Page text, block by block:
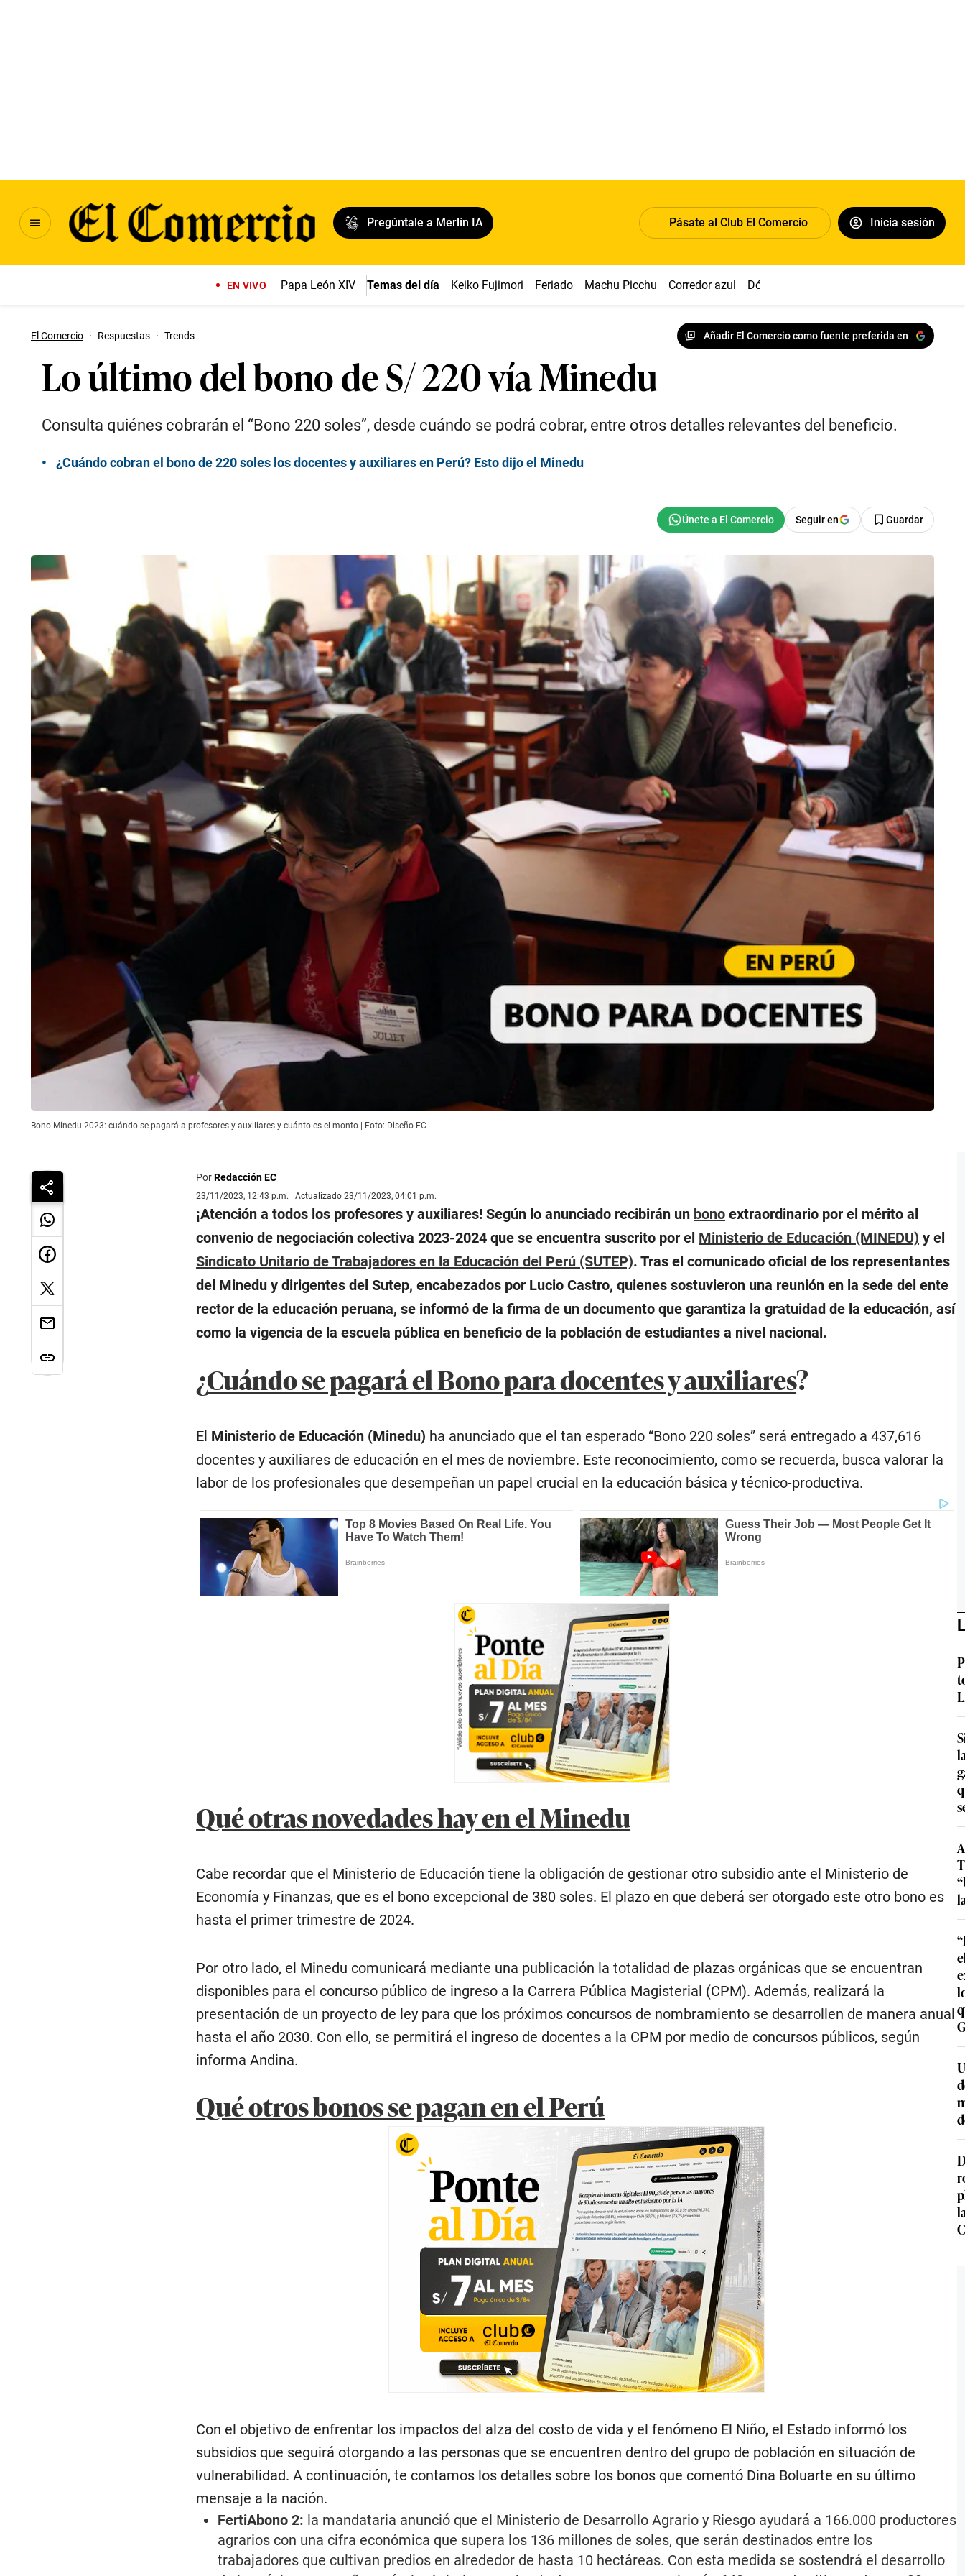
Pregúntale a Merlín IA Pásate al Club El Comercio Inicia sesión
EN VIVO Papa León XIV Temas del día Keiko Fujimori Feriado Machu Picchu Corredor azul Dólar
El Comercio · Respuestas · Trends Añadir El Comercio como fuente preferida en
Lo último del bono de S/ 220 vía Minedu
Consulta quiénes cobrarán el “Bono 220 soles”, desde cuándo se podrá cobrar, entre otros detalles relevantes del beneficio.
¿Cuándo cobran el bono de 220 soles los docentes y auxiliares en Perú? Esto dijo el Minedu
Seguir en Guardar
Bono Minedu 2023: cuándo se pagará a profesores y auxiliares y cuánto es el monto | Foto: Diseño EC
PorRedacción EC
23/11/2023, 12:43 p.m. | Actualizado 23/11/2023, 04:01 p.m.
¡Atención a todos los profesores y auxiliares! Según lo anunciado recibirán un bono extraordinario por el mérito al
convenio de negociación colectiva 2023-2024 que se encuentra suscrito por el Ministerio de Educación (MINEDU) y el
Sindicato Unitario de Trabajadores en la Educación del Perú (SUTEP). Tras el comunicado oficial de los representantes
del Minedu y dirigentes del Sutep, encabezados por Lucio Castro, quienes sostuvieron una reunión en la sede del ente
rector de la educación peruana, se informó de la firma de un documento que garantiza la gratuidad de la educación, así
como la vigencia de la escuela pública en beneficio de la población de estudiantes a nivel nacional.
¿Cuándo se pagará el Bono para docentes y auxiliares?
El Ministerio de Educación (Minedu) ha anunciado que el tan esperado “Bono 220 soles” será entregado a 437,616
docentes y auxiliares de educación en el mes de noviembre. Este reconocimiento, como se recuerda, busca valorar la
labor de los profesionales que desempeñan un papel crucial en la educación básica y técnico-productiva.
Qué otras novedades hay en el Minedu
Cabe recordar que el Ministerio de Educación tiene la obligación de gestionar otro subsidio ante el Ministerio de
Economía y Finanzas, que es el bono excepcional de 380 soles. El plazo en que deberá ser otorgado este otro bono es
hasta el primer trimestre de 2024.
Por otro lado, el Minedu comunicará mediante una publicación la totalidad de plazas orgánicas que se encuentran
disponibles para el concurso público de ingreso a la Carrera Pública Magisterial (CPM). Además, realizará la
presentación de un proyecto de ley para que los próximos concursos de nombramiento se desarrollen de manera anual
hasta el año 2030. Con ello, se permitirá el ingreso de docentes a la CPM por medio de concursos públicos, según
informa Andina.
Qué otros bonos se pagan en el Perú
Con el objetivo de enfrentar los impactos del alza del costo de vida y el fenómeno El Niño, el Estado informó los
subsidios que seguirá otorgando a las personas que se encuentren dentro del grupo de población en situación de
vulnerabilidad. A continuación, te contamos los detalles sobre los bonos que comentó Dina Boluarte en su último
mensaje a la nación.
FertiAbono 2: la mandataria anunció que el Ministerio de Desarrollo Agrario y Riesgo ayudará a 166.000 productores
agrarios con una cifra económica que supera los 136 millones de soles, que serán destinados entre los
trabajadores que cultivan predios en alrededor de hasta 10 hectáreas. Con esta medida se sostendrá el desarrollo